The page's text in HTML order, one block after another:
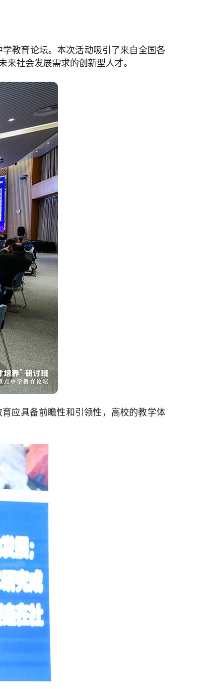
教育论坛。本次活动吸引了来自全国各
社会发展需求的创新型人才。
应具备前瞻性和引领性，高校的教学体